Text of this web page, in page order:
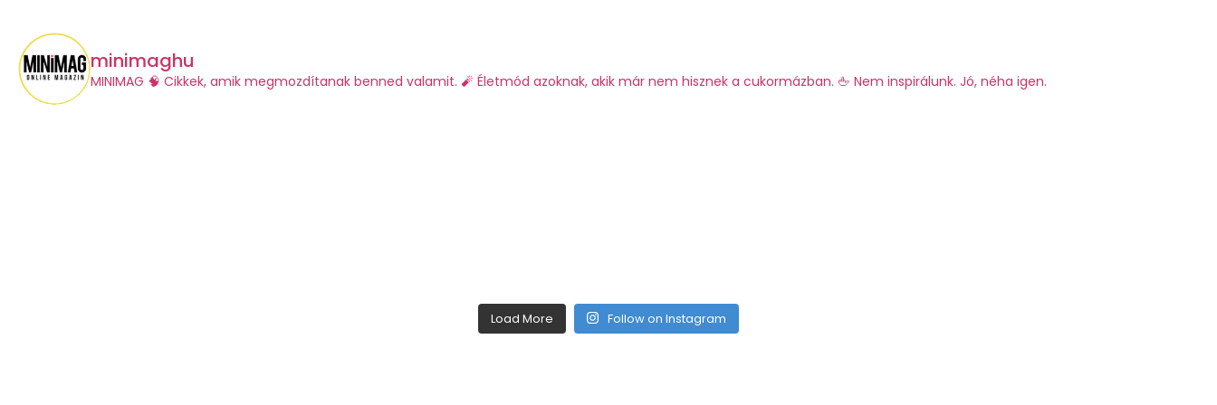
minimaghu
​MINIMAG 🧠 Cikkek, amik megmozdítanak benned valamit. 🧨 Életmód azoknak, akik már nem hisznek a cukormázban. 🖕 Nem inspirálunk. Jó, néha igen.
Load More Follow on Instagram